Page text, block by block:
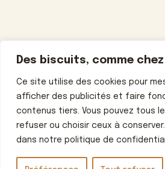
Des biscuits, comme
Ce site utilise des cookies pour
afficher des publicités et faire
contenus tiers. Vous pouvez tous
refuser ou choisir ceux à
dans notre politique de